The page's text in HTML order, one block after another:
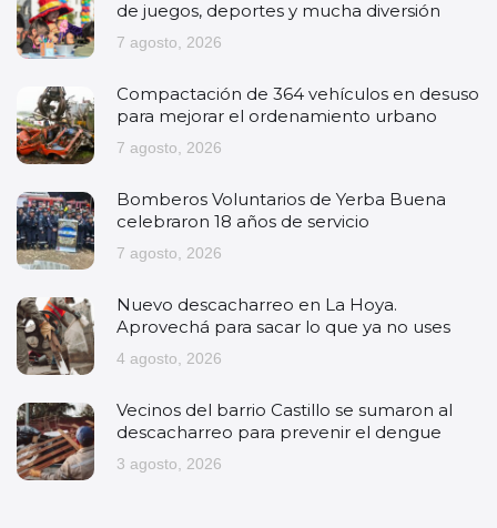
de juegos, deportes y mucha diversión
7 agosto, 2026
Compactación de 364 vehículos en desuso
para mejorar el ordenamiento urbano
7 agosto, 2026
Bomberos Voluntarios de Yerba Buena
celebraron 18 años de servicio
7 agosto, 2026
Nuevo descacharreo en La Hoya.
Aprovechá para sacar lo que ya no uses
4 agosto, 2026
Vecinos del barrio Castillo se sumaron al
descacharreo para prevenir el dengue
3 agosto, 2026